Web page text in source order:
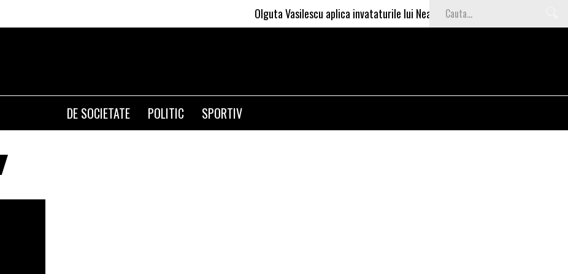
Olguta Vasilescu aplica invataturile lui Nea Marin: somajul mare e o garantie
DE SOCIETATE POLITIC SPORTIV